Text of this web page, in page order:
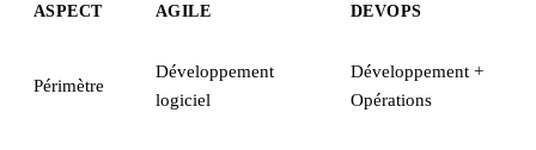
ASPECT AGILE DEVOPS
Périmètre
Développement
logiciel
Développement +
Opérations